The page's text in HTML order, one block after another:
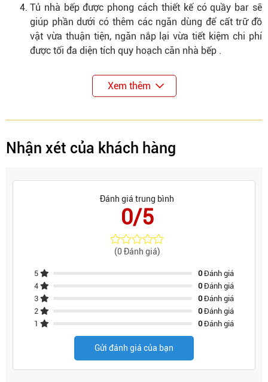
Tủ nhà bếp được phong cách thiết kế có quầy bar sẽ
giúp phần dưới có thêm các ngăn dùng để cất trữ đồ
vật vừa thuận tiện, ngăn nắp lại vừa tiết kiệm chi phí
được tối đa diện tích quy hoạch căn nhà bếp .
Xem thêm
Nhận xét của khách hàng
Đánh giá trung bình
0/5
(0 Đánh giá)
5 0Đánh giá
4
0Đánh giá
3
0Đánh giá
2
0Đánh giá
1
0Đánh giá
Gửi đánh giá của bạn